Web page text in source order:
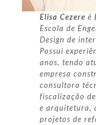
Elisa Cezere é
Escola de
Design de
Possui
anos, tendo
empresa
consultora
fiscalização
e arquitetura,
projetos de